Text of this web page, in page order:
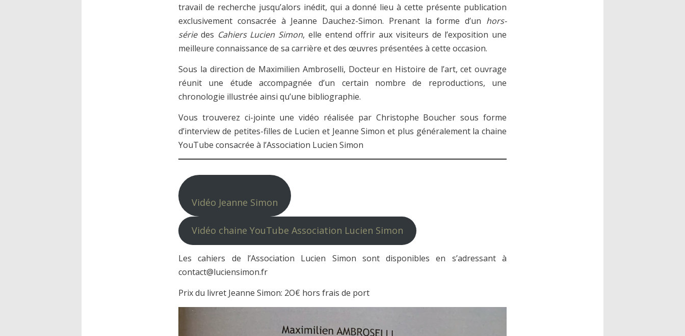
travail de recherche jusqu’alors inédit, qui a donné lieu à cette présente publication
exclusivement consacrée à Jeanne Dauchez-Simon. Prenant la forme d’un hors-
sériedes Cahiers Lucien Simon, elle entend offrir aux visiteurs de l’exposition une
meilleure connaissance de sa carrière et des œuvres présentées à cette occasion.
Sous la direction de Maximilien Ambroselli, Docteur en Histoire de l’art, cet ouvrage
réunit une étude accompagnée d’un certain nombre de reproductions, une
chronologie illustrée ainsi qu’une bibliographie.
Vous trouverez ci-jointe une vidéo réalisée par Christophe Boucher sous forme
d’interview de petites-filles de Lucien et Jeanne Simon et plus généralement la chaine
YouTube consacrée à l’Association Lucien Simon
Vidéo Jeanne Simon
Vidéo chaine YouTube Association Lucien Simon
Les cahiers de l’Association Lucien Simon sont disponibles en s’adressant à
contact@luciensimon.fr
Prix du livret Jeanne Simon: 2O€ hors frais de port